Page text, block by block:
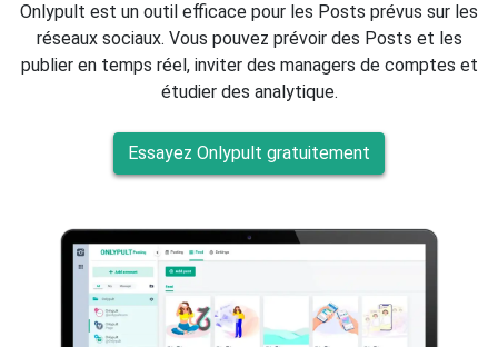
Onlypult est un outil efficace pour les Posts prévus sur les
réseaux sociaux. Vous pouvez prévoir des Posts et les
publier en temps réel, inviter des managers de comptes et
étudier des analytique.
Essayez Onlypult gratuitement